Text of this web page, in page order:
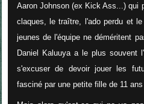
Aaron Johnson (ex Kick Ass...) qui
claques, le traître, l'ado perdu et
jeunes de l'équipe ne déméritent
Daniel Kaluuya a le plus souvent
s'excuser de devoir jouer les
fasciné par une petite fille de 11 ans